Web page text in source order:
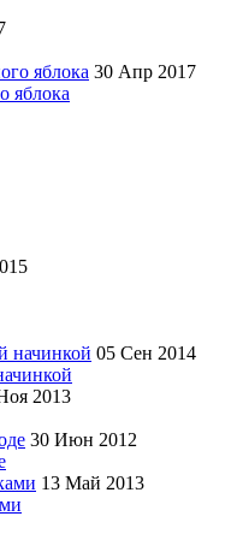
30 Апр 2017
яблока
05 Сен 2014
2013
30 Июн 2012
13 Май 2013